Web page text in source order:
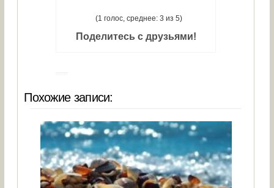
(1 голос, среднее: 3 из 5)
Поделитесь с друзьями!
Похожие записи: